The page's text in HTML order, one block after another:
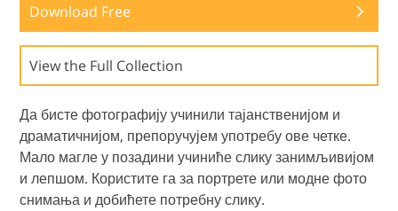
Download Free
View the Full Collection
Да бисте фотографију учинили тајанственијом и
драматичнијом, препоручујем употребу ове четке.
Мало магле у позадини учиниће слику занимљивијом
и лепшом. Користите га за портрете или модне фото
снимања и добићете потребну слику.